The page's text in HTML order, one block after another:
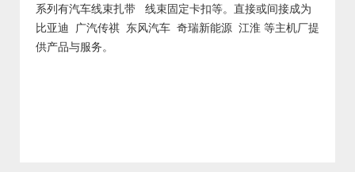
系列有汽车线束扎带 线束固定卡扣等。直接或间接成为
比亚迪 广汽传祺 东风汽车 奇瑞新能源 江淮 等主机厂提
供产品与服务。